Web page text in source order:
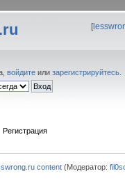
[
войдите или зарегистрируйтесь
Регистрация
content(Модератор: